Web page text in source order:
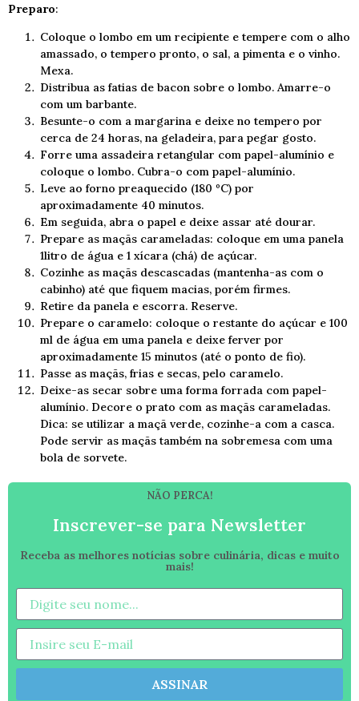
Preparo:
Coloque o lombo em um recipiente e tempere com o alho
amassado, o tempero pronto, o sal, a pimenta e o vinho.
Mexa.
Distribua as fatias de bacon sobre o lombo. Amarre-o
com um barbante.
Besunte-o com a margarina e deixe no tempero por
cerca de 24 horas, na geladeira, para pegar gosto.
Forre uma assadeira retangular com papel-alumínio e
coloque o lombo. Cubra-o com papel-alumínio.
Leve ao forno preaquecido (180 ºC) por
aproximadamente 40 minutos.
Em seguida, abra o papel e deixe assar até dourar.
Prepare as maçãs carameladas: coloque em uma panela
1litro de água e 1 xícara (chá) de açúcar.
Cozinhe as maçãs descascadas (mantenha-as com o
cabinho) até que fiquem macias, porém firmes.
Retire da panela e escorra. Reserve.
Prepare o caramelo: coloque o restante do açúcar e 100
ml de água em uma panela e deixe ferver por
aproximadamente 15 minutos (até o ponto de fio).
Passe as maçãs, frias e secas, pelo caramelo.
Deixe-as secar sobre uma forma forrada com papel-
alumínio. Decore o prato com as maçãs carameladas.
Dica: se utilizar a maçã verde, cozinhe-a com a casca.
Pode servir as maçãs também na sobremesa com uma
bola de sorvete.
NÃO PERCA!
Inscrever-se para Newsletter
Receba as melhores notícias sobre culinária, dicas e muito
mais!
ASSINAR